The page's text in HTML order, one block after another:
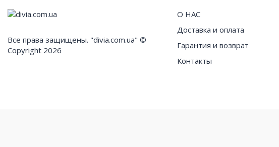
Все права защищены. "divia.com.ua" ©
Copyright 2026
О НАС
Доставка и оплата
Гарантия и возврат
Контакты